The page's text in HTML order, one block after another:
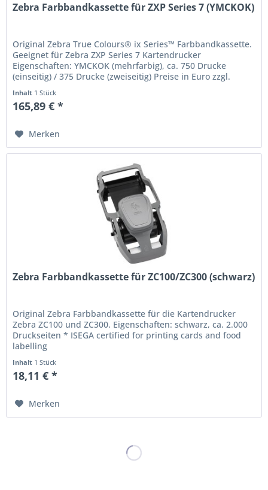
Zebra Farbbandkassette für ZXP Series 7 (YMCKOK)
Original Zebra True Colours® ix Series™ Farbbandkassette.
Geeignet für Zebra ZXP Series 7 Kartendrucker
Eigenschaften: YMCKOK (mehrfarbig), ca. 750 Drucke
(einseitig) / 375 Drucke (zweiseitig) Preise in Euro zzgl.
Inhalt 1 Stück
165,89 € *
Merken
Zebra Farbbandkassette für ZC100/ZC300 (schwarz)
Original Zebra Farbbandkassette für die Kartendrucker
Zebra ZC100 und ZC300. Eigenschaften: schwarz, ca. 2.000
Druckseiten * ISEGA certified for printing cards and food
labelling
Inhalt 1 Stück
18,11 € *
Merken